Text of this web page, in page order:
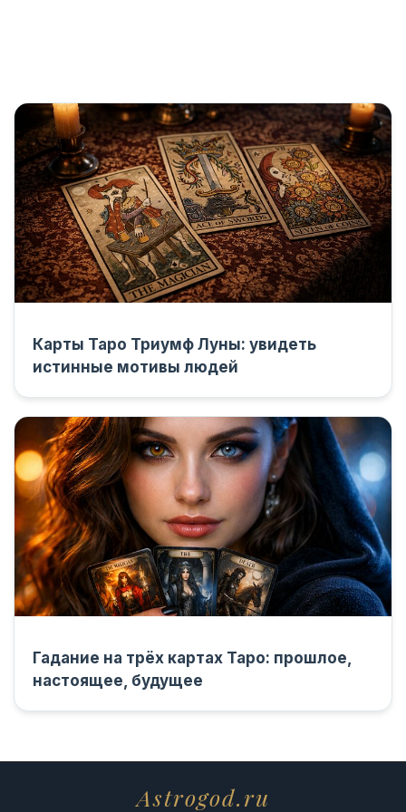
Карты Таро Триумф Луны: увидеть
истинные мотивы людей
Гадание на трёх картах Таро: прошлое,
настоящее, будущее
Astrogod.ru